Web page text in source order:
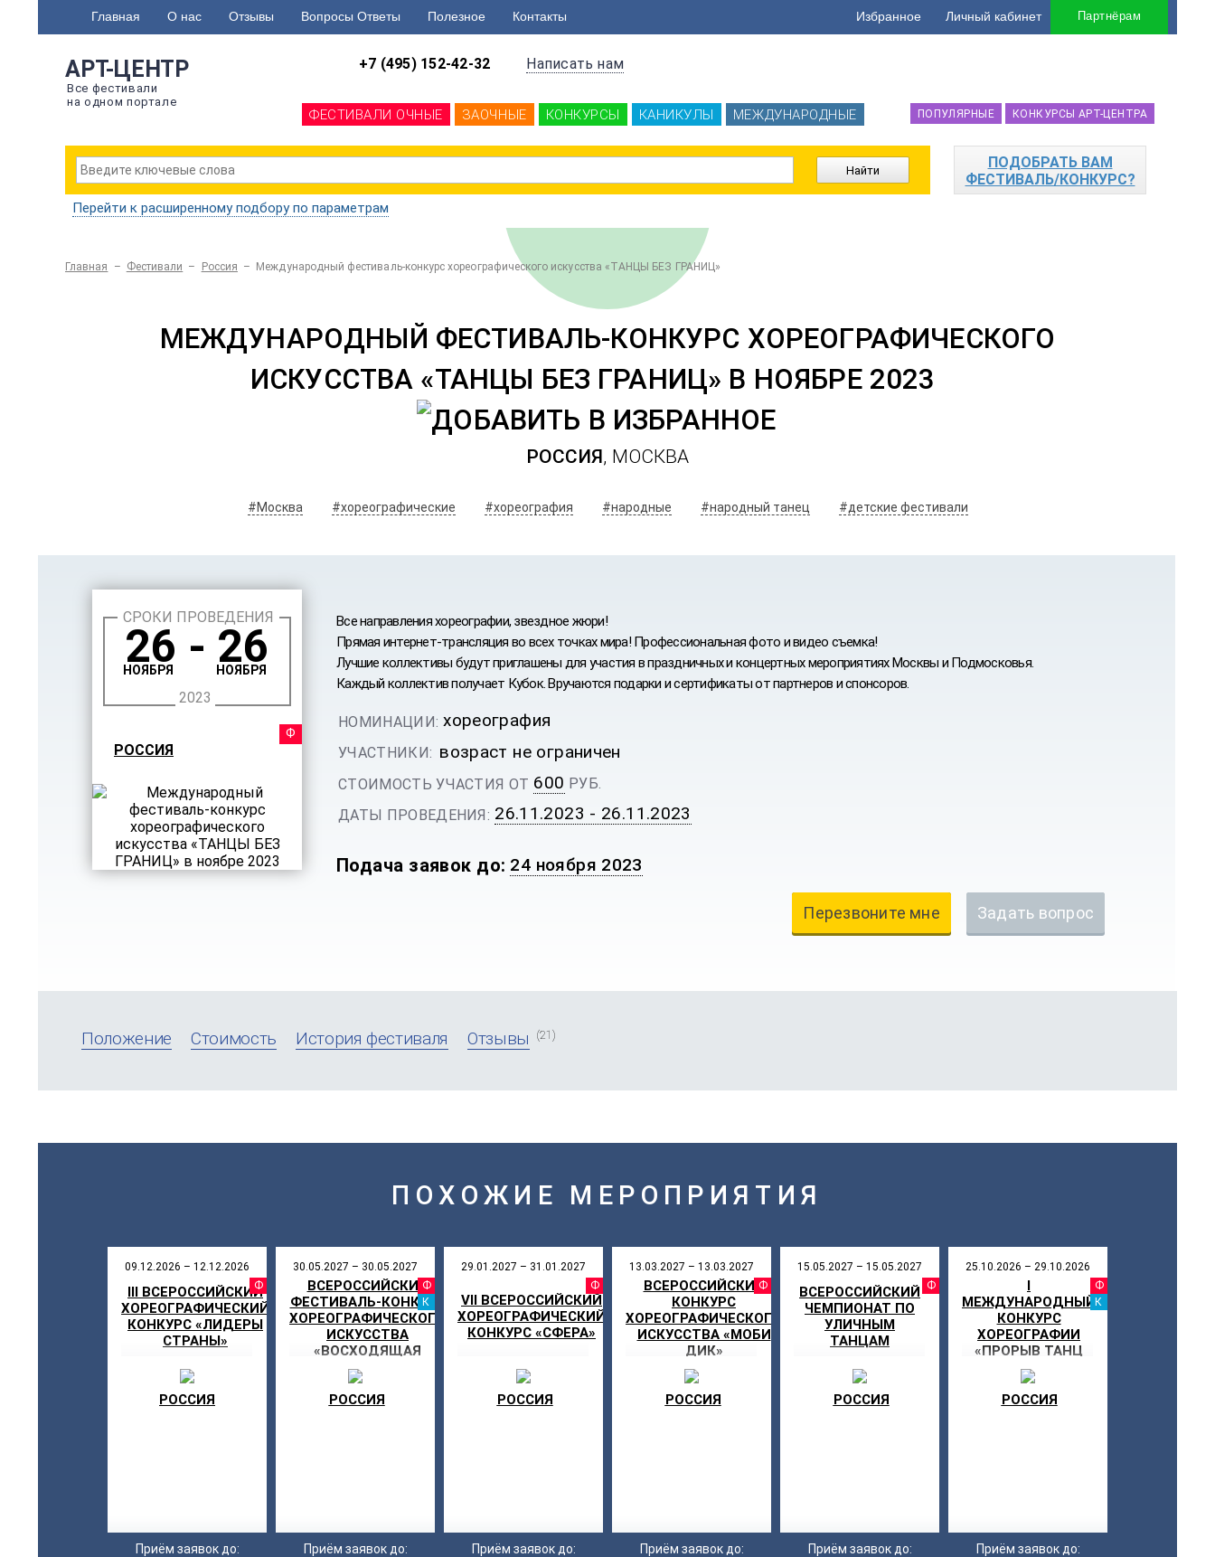
Главная О нас Отзывы Вопросы Ответы Полезное Контакты Партнёрам
Личный кабинет
Избранное
АРТ-ЦЕНТР
Все фестивали
на одном портале
+7 (495) 152-42-32 Написать нам
ФЕСТИВАЛИ ОЧНЫЕ ЗАОЧНЫЕ КОНКУРСЫ КАНИКУЛЫ МЕЖДУНАРОДНЫЕ КОНКУРСЫ АРТ-ЦЕНТРА
ПОПУЛЯРНЫЕ
ПОДОБРАТЬ ВАМ
ФЕСТИВАЛЬ/КОНКУРС?
Перейти к расширенному подбору по параметрам
Главная – Фестивали – Россия – Международный фестиваль-конкурс хореографического искусства «ТАНЦЫ БЕЗ ГРАНИЦ»
МЕЖДУНАРОДНЫЙ ФЕСТИВАЛЬ-КОНКУРС ХОРЕОГРАФИЧЕСКОГО
ИСКУССТВА «ТАНЦЫ БЕЗ ГРАНИЦ» В НОЯБРЕ 2023
РОССИЯ, МОСКВА
#Москва #хореографические #хореография #народные #народный танец #детские фестивали
СРОКИ ПРОВЕДЕНИЯ
26 - 26
НОЯБРЯ НОЯБРЯ
2023
ФЕСТИВАЛЬ
РОССИЯ
Все направления хореографии, звездное жюри!
Прямая интернет-трансляция во всех точках мира! Профессиональная фото и видео съемка!
Лучшие коллективы будут приглашены для участия в праздничных и концертных мероприятиях Москвы и Подмосковья.
Каждый коллектив получает Кубок. Вручаются подарки и сертификаты от партнеров и спонсоров.
НОМИНАЦИИ: хореография
УЧАСТНИКИ: возраст не ограничен
СТОИМОСТЬ УЧАСТИЯ ОТ 600 РУБ.
ДАТЫ ПРОВЕДЕНИЯ: 26.11.2023 - 26.11.2023
Подача заявок до: 24 ноября 2023
Перезвоните мне Задать вопрос
Положение Стоимость История фестиваля Отзывы (21)
ПОХОЖИЕ МЕРОПРИЯТИЯ
09.12.2026 – 12.12.2026
ФЕСТИВАЛЬ
III ВСЕРОССИЙСКИЙ
ХОРЕОГРАФИЧЕСКИЙ
КОНКУРС «ЛИДЕРЫ
СТРАНЫ»
РОССИЯ
Приём заявок до:
30.05.2027 – 30.05.2027
ФЕСТИВАЛЬ
КАНИКУЛЫ
ВСЕРОССИЙСКИЙ
ФЕСТИВАЛЬ-КОНКУРС
ХОРЕОГРАФИЧЕСКОГО
ИСКУССТВА
«ВОСХОДЯЩАЯ
ЗВЕЗДА»
РОССИЯ
Приём заявок до:
29.01.2027 – 31.01.2027
ФЕСТИВАЛЬ
VII ВСЕРОССИЙСКИЙ
ХОРЕОГРАФИЧЕСКИЙ
КОНКУРС «СФЕРА»
РОССИЯ
Приём заявок до:
13.03.2027 – 13.03.2027
ФЕСТИВАЛЬ
ВСЕРОССИЙСКИЙ
КОНКУРС
ХОРЕОГРАФИЧЕСКОГО
ИСКУССТВА «МОБИ
ДИК»
РОССИЯ
Приём заявок до:
15.05.2027 – 15.05.2027
ФЕСТИВАЛЬ
ВСЕРОССИЙСКИЙ
ЧЕМПИОНАТ ПО
УЛИЧНЫМ
ТАНЦАМ
РОССИЯ
Приём заявок до:
25.10.2026 – 29.10.2026
I
МЕЖДУНАРОДНЫЙ
КОНКУРС
ХОРЕОГРАФИИ
«ПРОРЫВ ТАНЦ
ФЕСТ»
РОССИЯ
Приём заявок до: